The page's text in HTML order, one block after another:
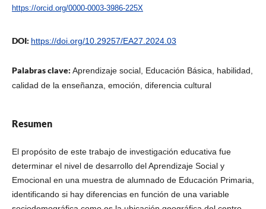
https://orcid.org/0000-0003-3986-225X
DOI: https://doi.org/10.29257/EA27.2024.03
Palabras clave: Aprendizaje social, Educación Básica, habilidad,
calidad de la enseñanza, emoción, diferencia cultural
Resumen
El propósito de este trabajo de investigación educativa fue
determinar el nivel de desarrollo del Aprendizaje Social y
Emocional en una muestra de alumnado de Educación Primaria,
identificando si hay diferencias en función de una variable